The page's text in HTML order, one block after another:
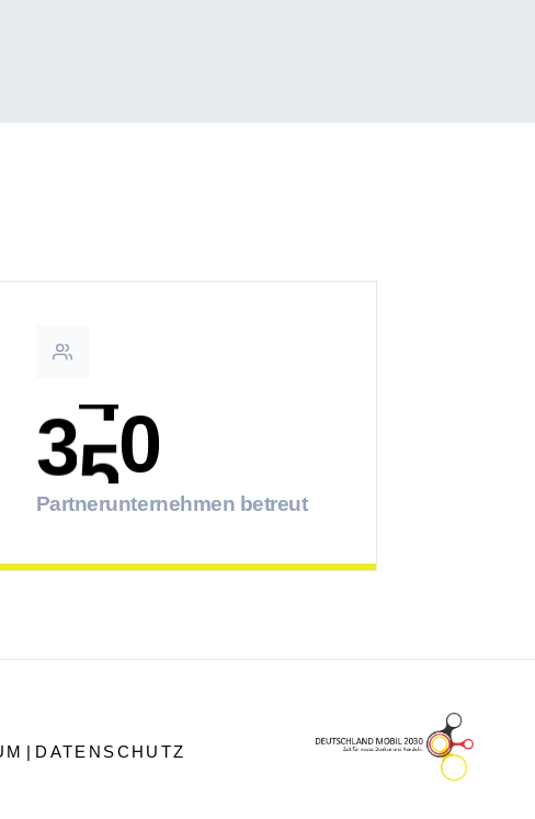
2
3
4
5
6
7
8
4
6
7
8
9
1
2
3
4
5
Partnerunternehmen betreut
|DATENSCHUTZ